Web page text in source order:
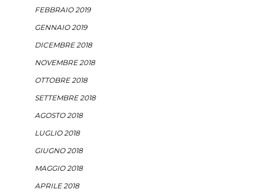
FEBBRAIO 2019
GENNAIO 2019
DICEMBRE 2018
NOVEMBRE 2018
OTTOBRE 2018
SETTEMBRE 2018
AGOSTO 2018
LUGLIO 2018
GIUGNO 2018
MAGGIO 2018
APRILE 2018